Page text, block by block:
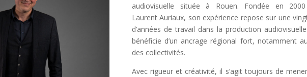
audiovisuelle située à Rouen. Fondée en
Laurent Auriaux, son expérience repose sur une
d’années de travail dans la production
bénéficie d’un ancrage régional fort, notamment
des collectivités.
Avec rigueur et créativité, il s’agit toujours de